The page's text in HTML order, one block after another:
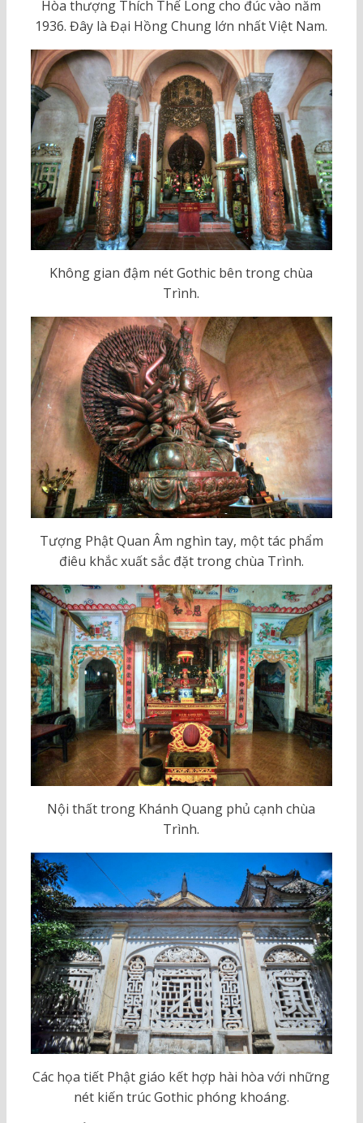
Hòa thượng Thích Thế Long cho đúc vào năm
1936. Đây là Đại Hồng Chung lớn nhất Việt Nam.
Không gian đậm nét Gothic bên trong chùa
Trình.
Tượng Phật Quan Âm nghìn tay, một tác phẩm
điêu khắc xuất sắc đặt trong chùa Trình.
Nội thất trong Khánh Quang phủ cạnh chùa
Trình.
Các họa tiết Phật giáo kết hợp hài hòa với những
nét kiến trúc Gothic phóng khoáng.